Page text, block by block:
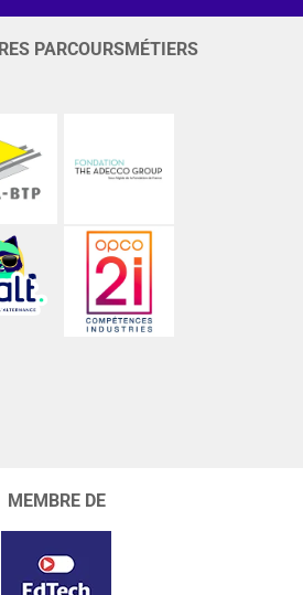
PARCOURSMÉTIERS
MEMBRE DE